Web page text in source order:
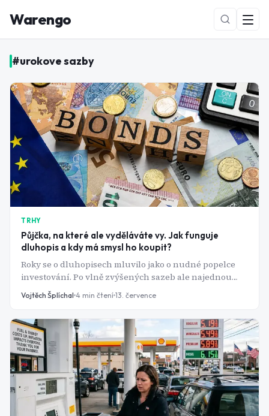
Warengo
NOVÉ
#urokove sazby
TRHY
Půjčka, na které ale vyděláváte vy. Jak funguje
dluhopis a kdy má smysl ho koupit?
Roky se o dluhopisech mluvilo jako o nudné popelce
investování. Po vlně zvýšených sazeb ale najednou
nabízí zajímavý výnos i bez rizika akciových trhů.
Vojtěch Šplíchal 4 min čtení 13. července